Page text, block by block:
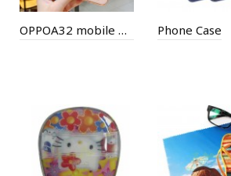
OPPOA32 mobile phone case Phone Case